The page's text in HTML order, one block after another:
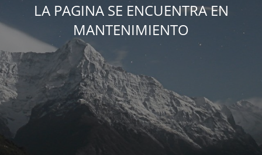
LA PAGINA SE ENCUENTRA EN
MANTENIMIENTO